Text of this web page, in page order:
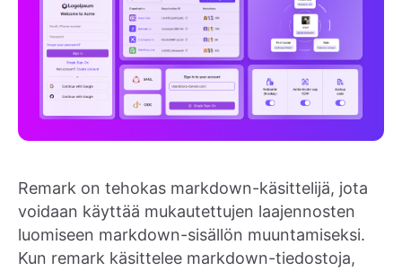
Remark on tehokas markdown-käsittelijä, jota
voidaan käyttää mukautettujen laajennosten
luomiseen markdown-sisällön muuntamiseksi.
Kun remark käsittelee markdown-tiedostoja,